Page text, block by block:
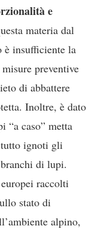
e
materia dal
è insufficiente la
preventive
di abbattere
Inoltre, è dato
“a caso” metta
ignoti gli
di lupi.
raccolti
stato di
alpino,